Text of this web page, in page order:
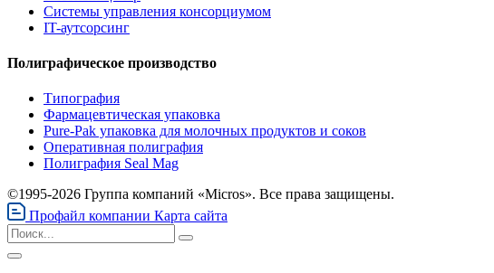
Системы управления консорциумом
IT-аутсорсинг
Полиграфическое производство
Типография
Фармацевтическая упаковка
Pure-Pak упаковка для молочных продуктов и соков
Оперативная полиграфия
Полиграфия Seal Mag
©1995-2026 Группа компаний «Micros». Все права защищены.
Профайл компании Карта сайта